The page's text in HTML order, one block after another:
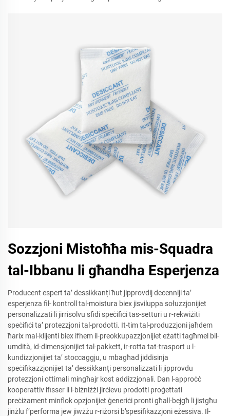
Sozzjoni Mistoħħa mis-Squadra
tal-Ibbanu li għandha Esperjenza
Producent espert ta’ dessikkanți ħut jipprovdij decenniji ta’
esperjenza fil- kontroll tal-moistura biex jisviluppa sołuzzjonijiet
personalizzati li jirrisolvu sfidi speċifiċi tas-setturi u r-rekwiżiti
speċifiċi ta’ protezzjoni tal-prodotti. It-tim tal-produzzjoni jaħdem
ħarix mal-klijenti biex ifhem il-preokkupazzjonijiet eżatti tagħmel bil-
umdità, id-dimensjonijiet tal-pakkett, ir-rotta tat-trasport u l-
kundizzjonijiet ta’ stoccaggju, u mbagħad jiddisinja
speċifikazzjonijiet ta’ dessikkanți personalizzati li jipprovdu
protezzjoni ottimali mingħajr kost addizzjonali. Dan l-approċċ
kooperattiv ifisser li l-biżniżżi jirċievu prodotti proġettati
preċiżament minflok opzjonijiet ġeneriċi pronti għall-bejgħ li jistgħu
jinżlu f’performa jew jiwżżu r-riżorsi b’spesifikazzjoni eżessiva. Il-